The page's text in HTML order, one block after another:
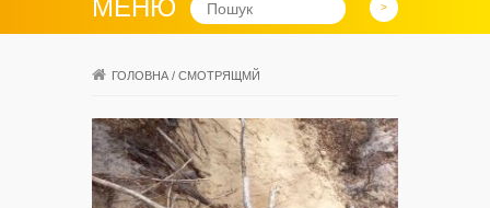
МЕНЮ
ГОЛОВНА / СМОТРЯЩМЙ